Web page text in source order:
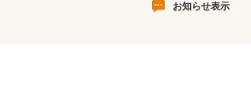
お知らせ表示